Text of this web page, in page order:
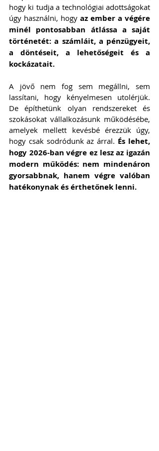
hogy ki tudja a technológiai adottságokat
úgy használni, hogy az ember a végére
minél pontosabban átlássa a saját
történetét: a számláit, a pénzügyeit,
a döntéseit, a lehetőségeit és a
kockázatait.
A jövő nem fog sem megállni, sem
lassítani, hogy kényelmesen utolérjük.
De építhetünk olyan rendszereket és
szokásokat vállalkozásunk működésébe,
amelyek mellett kevésbé érezzük úgy,
hogy csak sodródunk az árral. És lehet,
hogy 2026-ban végre ez lesz az igazán
modern működés: nem mindenáron
gyorsabbnak, hanem végre valóban
hatékonynak és érthetőnek lenni.